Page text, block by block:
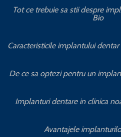
Tot ce trebuie sa stii despre
Bio
Caracteristicile implantului
De ce sa optezi pentru un
Implanturi dentare in clinica
Avantajele